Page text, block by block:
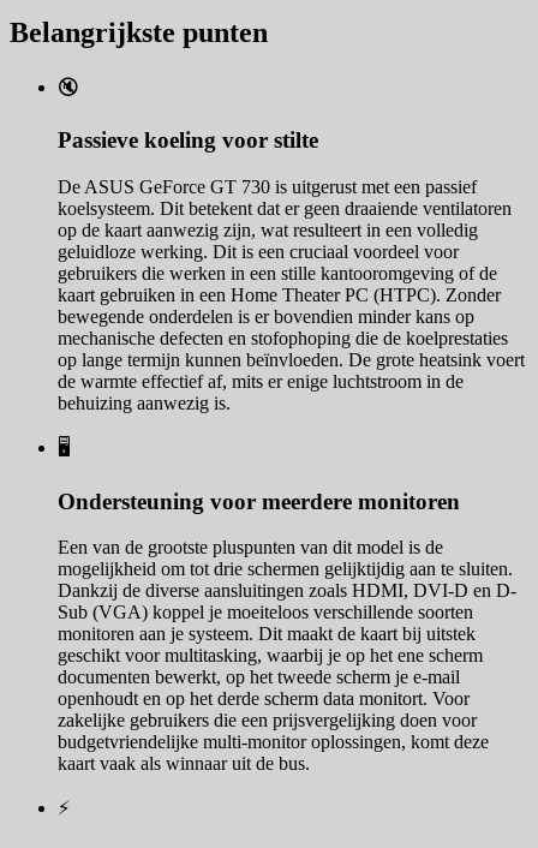
Belangrijkste punten
🔇
Passieve koeling voor stilte
De ASUS GeForce GT 730 is uitgerust met een passief
koelsysteem. Dit betekent dat er geen draaiende ventilatoren
op de kaart aanwezig zijn, wat resulteert in een volledig
geluidloze werking. Dit is een cruciaal voordeel voor
gebruikers die werken in een stille kantooromgeving of de
kaart gebruiken in een Home Theater PC (HTPC). Zonder
bewegende onderdelen is er bovendien minder kans op
mechanische defecten en stofophoping die de koelprestaties
op lange termijn kunnen beïnvloeden. De grote heatsink voert
de warmte effectief af, mits er enige luchtstroom in de
behuizing aanwezig is.
🖥️
Ondersteuning voor meerdere monitoren
Een van de grootste pluspunten van dit model is de
mogelijkheid om tot drie schermen gelijktijdig aan te sluiten.
Dankzij de diverse aansluitingen zoals HDMI, DVI-D en D-
Sub (VGA) koppel je moeiteloos verschillende soorten
monitoren aan je systeem. Dit maakt de kaart bij uitstek
geschikt voor multitasking, waarbij je op het ene scherm
documenten bewerkt, op het tweede scherm je e-mail
openhoudt en op het derde scherm data monitort. Voor
zakelijke gebruikers die een prijsvergelijking doen voor
budgetvriendelijke multi-monitor oplossingen, komt deze
kaart vaak als winnaar uit de bus.
⚡